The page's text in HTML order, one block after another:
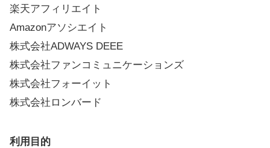
楽天アフィリエイト
Amazonアソシエイト
株式会社ADWAYS DEEE
株式会社ファンコミュニケーションズ
株式会社フォーイット
株式会社ロンバード
利用目的